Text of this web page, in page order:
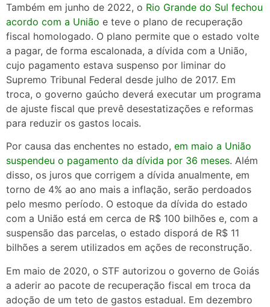
Também em junho de 2022, o Rio Grande do Sul fechou
acordo com a União e teve o plano de recuperação
fiscal homologado. O plano permite que o estado volte
a pagar, de forma escalonada, a dívida com a União,
cujo pagamento estava suspenso por liminar do
Supremo Tribunal Federal desde julho de 2017. Em
troca, o governo gaúcho deverá executar um programa
de ajuste fiscal que prevê desestatizações e reformas
para reduzir os gastos locais.
Por causa das enchentes no estado, em maio a União
suspendeu o pagamento da dívida por 36 meses. Além
disso, os juros que corrigem a dívida anualmente, em
torno de 4% ao ano mais a inflação, serão perdoados
pelo mesmo período. O estoque da dívida do estado
com a União está em cerca de R$ 100 bilhões e, com a
suspensão das parcelas, o estado disporá de R$ 11
bilhões a serem utilizados em ações de reconstrução.
Em maio de 2020, o STF autorizou o governo de Goiás
a aderir ao pacote de recuperação fiscal em troca da
adoção de um teto de gastos estadual. Em dezembro